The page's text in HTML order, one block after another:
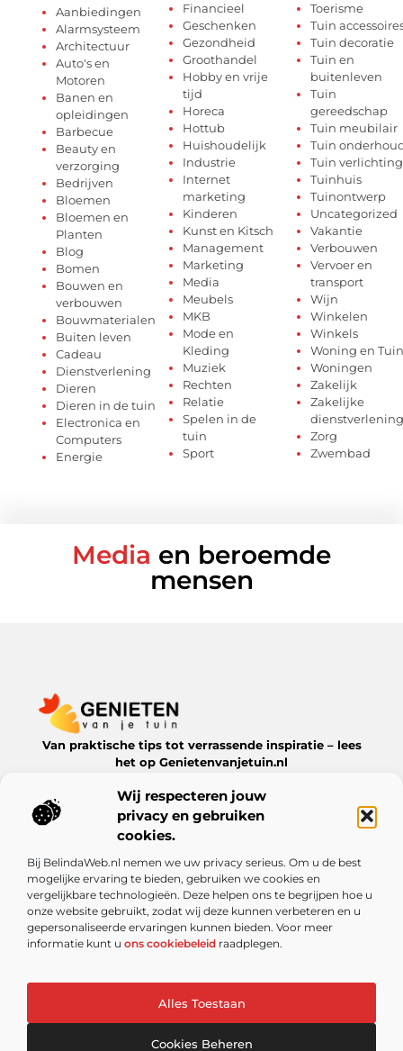
Wij respecteren jouw
privacy en gebruiken
cookies.
Bij BelindaWeb.nl nemen we uw privacy serieus. Om u de best
mogelijke ervaring te bieden, gebruiken we cookies en
vergelijkbare technologieën. Deze helpen ons te begrijpen hoe u
onze website gebruikt, zodat wij deze kunnen verbeteren en u
gepersonaliseerde ervaringen kunnen bieden. Voor meer
informatie kunt u ons cookiebeleid raadplegen.
Alles Toestaan
Cookies Beheren
Aanbiedingen
Alarmsysteem
Architectuur
Auto's en
Motoren
Banen en
opleidingen
Barbecue
Beauty en
verzorging
Bedrijven
Bloemen
Bloemen en
Planten
Blog
Bomen
Bouwen en
verbouwen
Bouwmaterialen
Buiten leven
Cadeau
Dienstverlening
Dieren
Dieren in de tuin
Electronica en
Computers
Energie
Financieel
Geschenken
Gezondheid
Groothandel
Hobby en vrije
tijd
Horeca
Hottub
Huishoudelijk
Industrie
Internet
marketing
Kinderen
Kunst en Kitsch
Management
Marketing
Media
Meubels
MKB
Mode en
Kleding
Muziek
Rechten
Relatie
Spelen in de
tuin
Sport
Toerisme
Tuin
Tuin decoratie
Tuin en
buitenleven
Tuin
gereedschap
Tuin meubilair
Tuin
Tuin verlichting
Tuinhuis
Tuinontwerp
Uncategorized
Vakantie
Verbouwen
Vervoer en
transport
Wijn
Winkelen
Winkels
Woning en Tuin
Woningen
Zakelijk
Zakelijke
dienstverlening
Zorg
Zwembad
Media en beroemde
mensen
Van praktische tips tot verrassende inspiratie – lees
het op Genietenvanjetuin.nl
leefomgeving te bieden heeft.
Bericht categorie
Onze informatie
Cookiebeleid (EU)
@2025 www.genietenvanjetuin.nl. All Right Reserved.